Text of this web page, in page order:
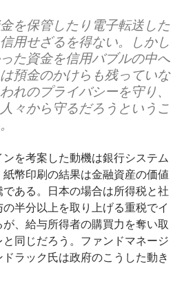
を保管したり電子転送した
用せざるを得ない。しかし
た資金を信用バブルの中へ
預金のかけらも残っていな
れのプライバシーを守り、
々から守るだろうというこ
を考案した動機は銀行システム
幣印刷の結果は金融資産の価値
である。日本の場合は所得税と社
半分以上を取り上げる重税でイ
、給与所得者の購買力を奪い取
同じだろう。ファンドマネージ
ラック氏は政府のこうした動き